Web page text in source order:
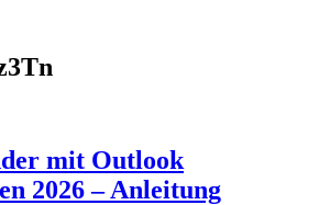
mit Outlook
2026 – Anleitung